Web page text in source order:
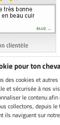
pour ton
des cookies et
et sécurisée à nos
le contenu
collectons, depuis
ils naviguent sur